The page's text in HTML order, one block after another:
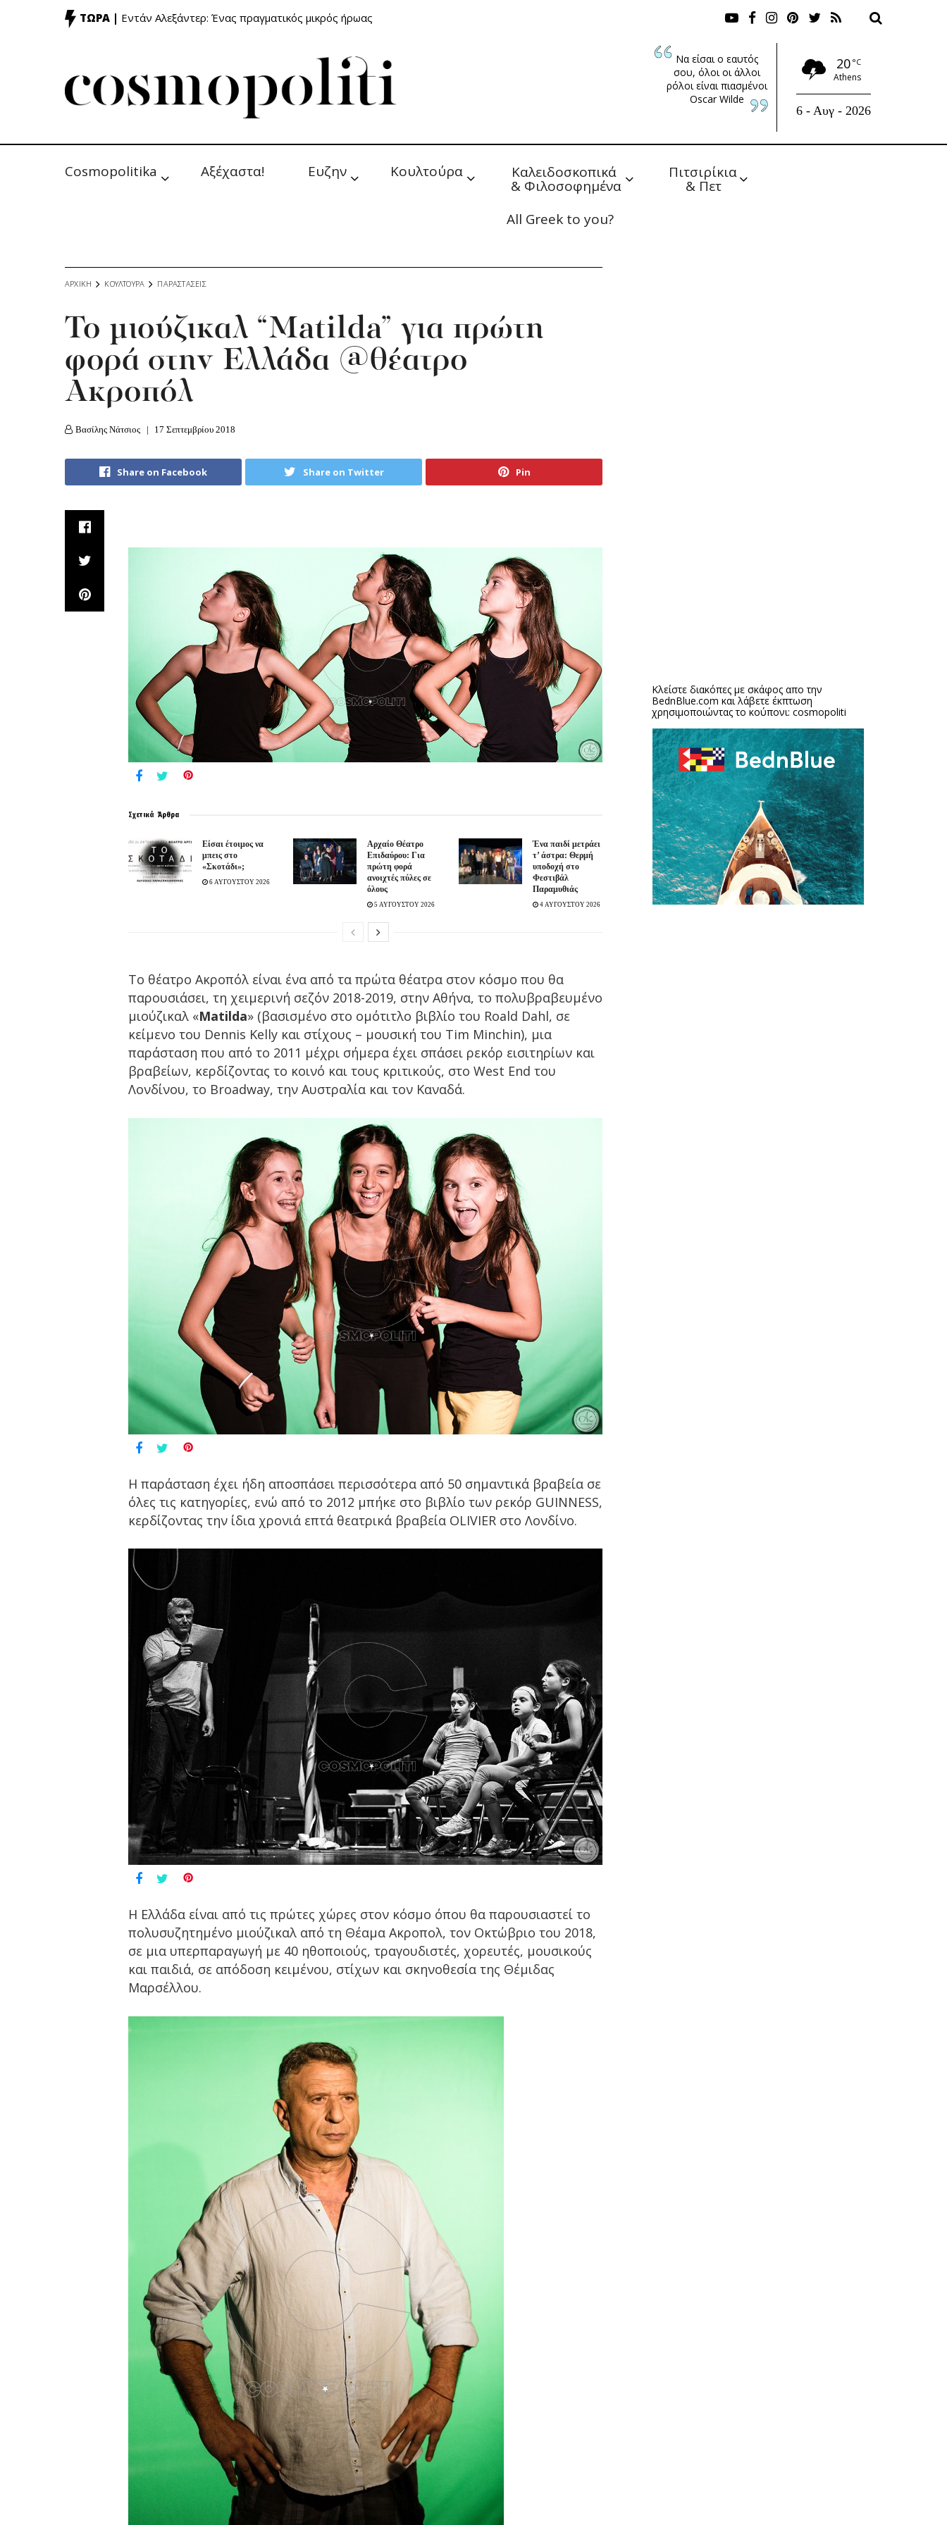
ΤΩΡΑ | Εντάν Αλεξάντερ: Ένας πραγματικός μικρός ήρωας
Να είσαι ο εαυτός
σου, όλοι οι άλλοι
ρόλοι είναι πιασμένοι
Oscar Wilde
20 °C
Athens
6 - Αυγ - 2026
Cosmopolitika Αξέχαστα! Ευζην Κουλτούρα Καλειδοσκοπικά
& Φιλοσοφημένα
Πιτσιρίκια
& Πετ
All Greek to you?
ΑΡΧΙΚΗ ΚΟΥΛΤΟΥΡΑ ΠΑΡΑΣΤΑΣΕΙΣ
Το μιούζικαλ “Matilda” για πρώτη
φορά στην Ελλάδα @θέατρο
Ακροπόλ
Βασίλης Νάτσιος 17 Σεπτεμβρίου 2018
Share on Facebook Share on Twitter Pin
Σχετικά Άρθρα
Είσαι έτοιμος να
μπεις στο
«Σκοτάδι»;
6 ΑΥΓΟΥΣΤΟΥ 2026
Αρχαίο Θέατρο
Επιδαύρου: Για
πρώτη φορά
ανοιχτές πύλες σε
όλους
5 ΑΥΓΟΥΣΤΟΥ 2026
Ένα παιδί μετράει
τ’ άστρα: Θερμή
υποδοχή στο
Φεστιβάλ
Παραμυθιάς
4 ΑΥΓΟΥΣΤΟΥ 2026
Το θέατρο Ακροπόλ είναι ένα από τα πρώτα θέατρα στον κόσμο που θα
παρουσιάσει, τη χειμερινή σεζόν 2018-2019, στην Αθήνα, το πολυβραβευμένο
μιούζικαλ «Matilda» (βασισμένο στο ομότιτλο βιβλίο του Roald Dahl, σε
κείμενο του Dennis Kelly και στίχους – μουσική του Tim Minchin), μια
παράσταση που από το 2011 μέχρι σήμερα έχει σπάσει ρεκόρ εισιτηρίων και
βραβείων, κερδίζοντας το κοινό και τους κριτικούς, στο West End του
Λονδίνου, το Broadway, την Αυστραλία και τον Καναδά.
Η παράσταση έχει ήδη αποσπάσει περισσότερα από 50 σημαντικά βραβεία σε
όλες τις κατηγορίες, ενώ από το 2012 μπήκε στο βιβλίο των ρεκόρ GUIΝNESS,
κερδίζοντας την ίδια χρονιά επτά θεατρικά βραβεία OLIVIER στο Λονδίνο.
Η Ελλάδα είναι από τις πρώτες χώρες στον κόσμο όπου θα παρουσιαστεί το
πολυσυζητημένο μιούζικαλ από τη Θέαμα Ακροπολ, τον Οκτώβριο του 2018,
σε μια υπερπαραγωγή με 40 ηθοποιούς, τραγουδιστές, χορευτές, μουσικούς
και παιδιά, σε απόδοση κειμένου, στίχων και σκηνοθεσία της Θέμιδας
Μαρσέλλου.
Κλείστε διακόπες με σκάφος απο την
BednBlue.com και λάβετε έκπτωση
χρησιμοποιώντας το κούπονι: cosmopoliti